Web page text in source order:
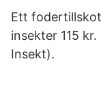
Ett
insekter 115
Insekt).